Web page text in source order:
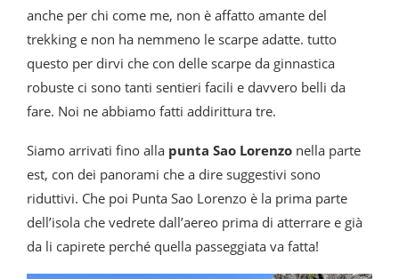
anche per chi come me, non è affatto amante del
trekking e non ha nemmeno le scarpe adatte. tutto
questo per dirvi che con delle scarpe da ginnastica
robuste ci sono tanti sentieri facili e davvero belli da
fare. Noi ne abbiamo fatti addirittura tre.
Siamo arrivati fino alla punta Sao Lorenzo nella parte
est, con dei panorami che a dire suggestivi sono
riduttivi. Che poi Punta Sao Lorenzo è la prima parte
dell’isola che vedrete dall’aereo prima di atterrare e già
da li capirete perché quella passeggiata va fatta!